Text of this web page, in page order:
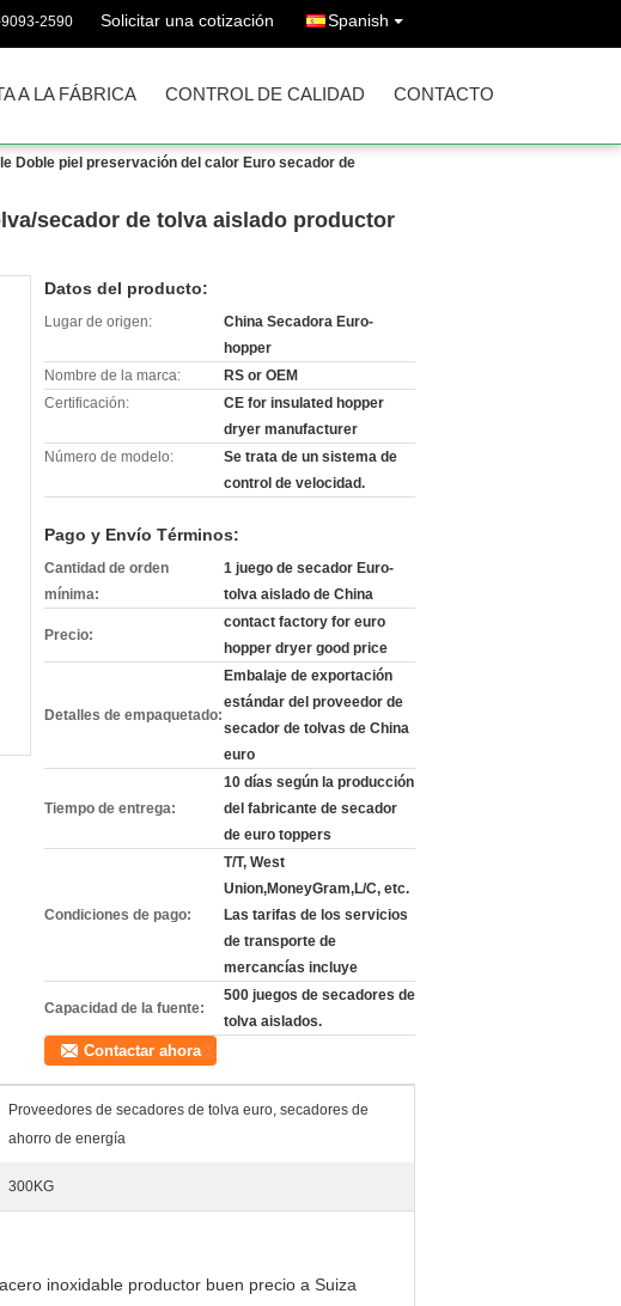
2590 Solicitar una cotización Spanish
A LA FÁBRICA CONTROL DE CALIDAD CONTACTO
Doble piel preservación del calor Euro secador de
secador de tolva aislado productor
Datos del producto:
Lugar de origen:
China Secadora Euro-
hopper
Nombre de la marca:
RS or OEM
Certificación:
CE for insulated hopper
dryer manufacturer
Número de modelo:
Se trata de un sistema de
control de velocidad.
Pago y Envío Términos:
Cantidad de orden
mínima:
1 juego de secador Euro-
tolva aislado de China
Precio:
contact factory for euro
hopper dryer good price
Detalles de empaquetado:
Embalaje de exportación
estándar del proveedor de
secador de tolvas de China
euro
Tiempo de entrega:
10 días según la producción
del fabricante de secador
de euro toppers
Condiciones de pago:
T/T, West
Union,MoneyGram,L/C, etc.
Las tarifas de los servicios
de transporte de
mercancías incluye
Capacidad de la fuente:
500 juegos de secadores de
tolva aislados.
Contactar ahora
Proveedores de secadores de tolva euro, secadores de
ahorro de energía
300KG
inoxidable productor buen precio a Suiza